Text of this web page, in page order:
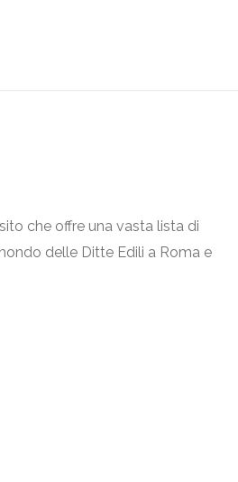
che offre una vasta lista di
delle Ditte Edili a Roma e